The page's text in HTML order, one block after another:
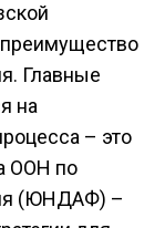
Главные
на
– это
ООН по
(ЮНДАФ) –